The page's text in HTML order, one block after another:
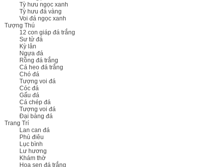
Tỳ hưu ngọc xanh
Tỳ hưu đá vàng
Voi đá ngọc xanh
Tượng Thú
12 con giáp đá trắng
Sư tử đá
Kỳ lân
Ngựa đá
Rồng đá trắng
Cá heo đá trắng
Chó đá
Tượng voi đá
Cóc đá
Gấu đá
Cá chép đá
Tượng voi đá
Đại bàng đá
Trang Trí
Lan can đá
Phù điêu
Lục bình
Lư hương
Khám thờ
Hoa sen đá trắng